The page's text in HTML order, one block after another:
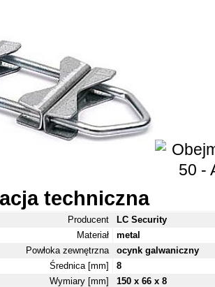
techniczna
Producent
LC Security
Materiał
metal
Powłoka zewnętrzna
ocynk galwaniczny
Średnica [mm]
8
Wymiary [mm]
150 x 66 x 8